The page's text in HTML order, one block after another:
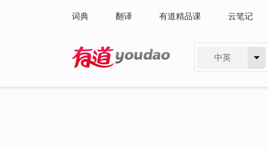
词典 翻译 有道精品课 云笔记
中英